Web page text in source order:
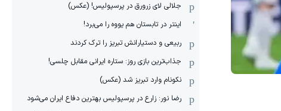
جلالی لای زرورق در پرسپولیس! (عکس)
اینتر در تابستان هم یووه را می‌برد!
ربیعی و دستیارانش تبریز را ترک کردند
جذاب‌ترین بازی روز: ستاره ایرانی مقابل چلسی!
نکونام وارد تبریز شد (عکس)
رضا نور: زارع در پرسپولیس بهترین دفاع ایران می‌شود